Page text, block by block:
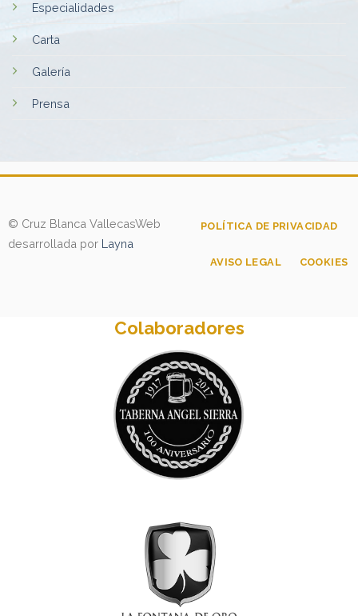
Especialidades
Carta
Galería
Prensa
© Cruz Blanca VallecasWeb
desarrollada por Layna
POLÍTICA DE PRIVACIDAD
AVISO LEGAL COOKIES
Colaboradores